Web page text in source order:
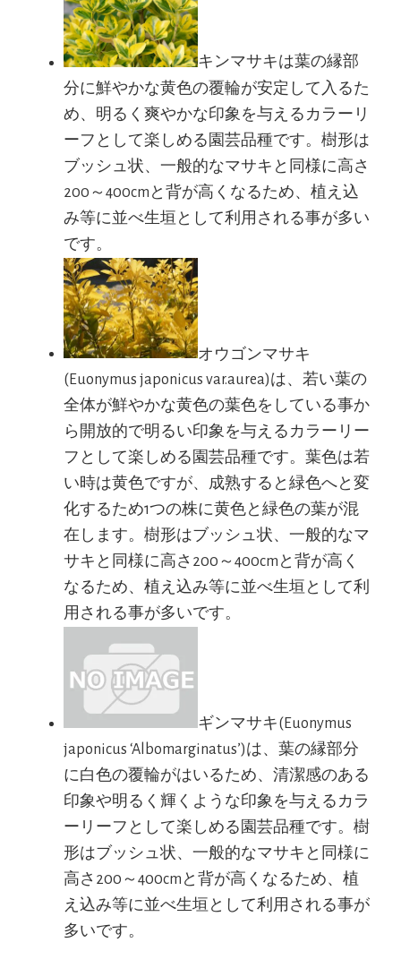
キンマサキは葉の縁部
分に鮮やかな黄色の覆輪が安定して入るた
め、明るく爽やかな印象を与えるカラーリ
ーフとして楽しめる園芸品種です。樹形は
ブッシュ状、一般的なマサキと同様に高さ
200～400cmと背が高くなるため、植え込
み等に並べ生垣として利用される事が多い
です。
オウゴンマサキ
(Euonymus japonicus var.aurea)は、若い葉の
全体が鮮やかな黄色の葉色をしている事か
ら開放的で明るい印象を与えるカラーリー
フとして楽しめる園芸品種です。葉色は若
い時は黄色ですが、成熟すると緑色へと変
化するため1つの株に黄色と緑色の葉が混
在します。樹形はブッシュ状、一般的なマ
サキと同様に高さ200～400cmと背が高く
なるため、植え込み等に並べ生垣として利
用される事が多いです。
ギンマサキ(Euonymus
japonicus ‘Albomarginatus’)は、葉の縁部分
に白色の覆輪がはいるため、清潔感のある
印象や明るく輝くような印象を与えるカラ
ーリーフとして楽しめる園芸品種です。樹
形はブッシュ状、一般的なマサキと同様に
高さ200～400cmと背が高くなるため、植
え込み等に並べ生垣として利用される事が
多いです。